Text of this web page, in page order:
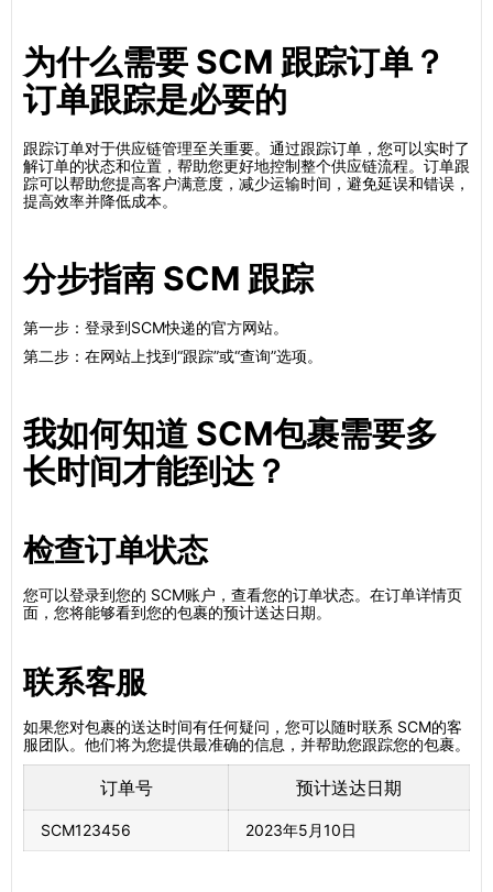
为什么需要 SCM 跟踪订单？
订单跟踪是必要的
跟踪订单对于供应链管理至关重要。通过跟踪订单，您可以实时了
解订单的状态和位置，帮助您更好地控制整个供应链流程。订单跟
踪可以帮助您提高客户满意度，减少运输时间，避免延误和错误，
提高效率并降低成本。
分步指南 SCM 跟踪
第一步：登录到SCM快递的官方网站。
第二步：在网站上找到“跟踪”或“查询”选项。
我如何知道 SCM包裹需要多
长时间才能到达？
检查订单状态
您可以登录到您的 SCM账户，查看您的订单状态。在订单详情页
面，您将能够看到您的包裹的预计送达日期。
联系客服
如果您对包裹的送达时间有任何疑问，您可以随时联系 SCM的客
服团队。他们将为您提供最准确的信息，并帮助您跟踪您的包裹。
订单号 预计送达日期
SCM123456 2023年5月10日